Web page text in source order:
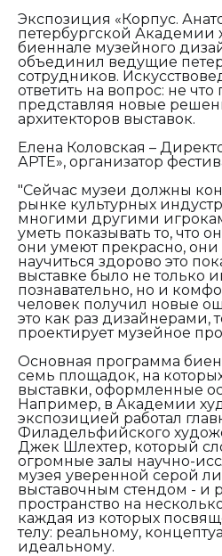
Экспозиция «Корпус.
петербургской Академии
биеннале музейного
объединил ведущие
сотрудников.
ответить на вопрос: не что
представляя новые
архитекторов выставок.
Елена Коловская –
АРТЕ», организатор
"Сейчас музеи должны
рынке культурных
многими другими
уметь показывать то, что
они умеют прекрасно,
научиться здорово это
выставке было не только
познавательно, но и
человек получил новые
это как раз дизайнерами,
проектирует музейное
Основная программа
семь площадок, на
выставки, оформленные
Например, в Академии
экспозицией работал
Филадельфийского
Джек Шлехтер, который
огромные залы научно-
музея уверенной серой
выставочным стендом - и
пространство на
каждая из которых
телу: реальному,
идеальному.